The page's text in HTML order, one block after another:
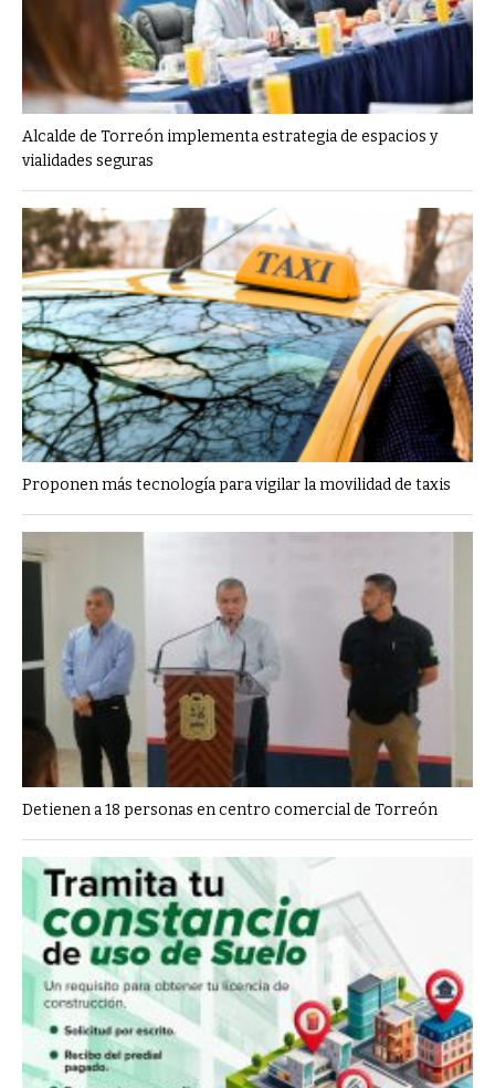
Alcalde de Torreón implementa estrategia de espacios y
vialidades seguras
Proponen más tecnología para vigilar la movilidad de taxis
Detienen a 18 personas en centro comercial de Torreón